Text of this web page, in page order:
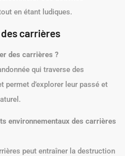
en étant ludiques.
des carrières
des carrières ?
qui traverse des
permet d’explorer leur passé et
environnementaux des carrières
peut entraîner la destruction